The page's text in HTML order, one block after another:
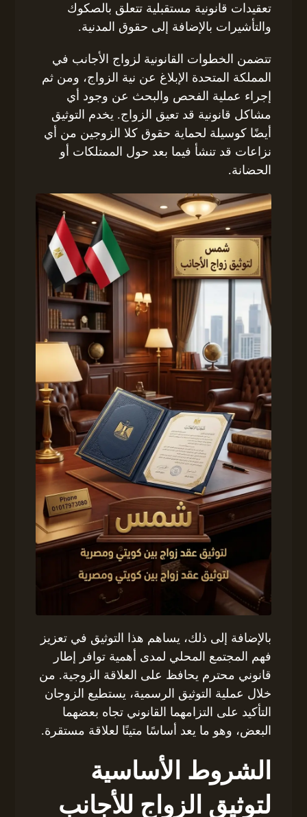
تعقيدات قانونية مستقبلية تتعلق بالصكوك
والتأشيرات بالإضافة إلى حقوق المدنية.
تتضمن الخطوات القانونية لزواج الأجانب في
المملكة المتحدة الإبلاغ عن نية الزواج، ومن ثم
إجراء عملية الفحص والبحث عن وجود أي
مشاكل قانونية قد تعيق الزواج. يخدم التوثيق
أيضًا كوسيلة لحماية حقوق كلا الزوجين من أي
نزاعات قد تنشأ فيما بعد حول الممتلكات أو
الحضانة.
بالإضافة إلى ذلك، يساهم هذا التوثيق في تعزيز
فهم المجتمع المحلي لمدى أهمية توافر إطار
قانوني محترم يحافظ على العلاقة الزوجية. من
خلال عملية التوثيق الرسمية، يستطيع الزوجان
التأكيد على التزامهما القانوني تجاه بعضهما
البعض، وهو ما يعد أساسًا متينًا لعلاقة مستقرة.
الشروط الأساسية
لتوثيق الزواج للأجانب